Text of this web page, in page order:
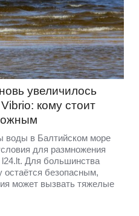
увеличилось
кому стоит
воды в Балтийском море
для размножения
Для большинства
безопасным,
может вызвать тяжелые